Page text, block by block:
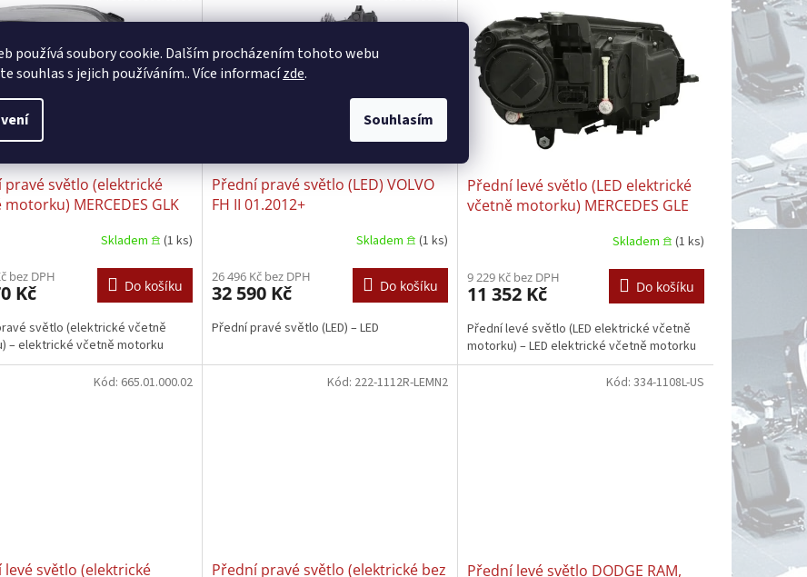
používá soubory cookie. Dalším procházením tohoto webu
souhlas s jejich používáním.. Více informacízde.
Souhlasím
pravé světlo (elektrické
MERCEDES GLK
Skladem 𖠿 (1 ks)
bez DPH
Kč Do košíku
světlo (elektrické včetně
– elektrické včetně motorku
Přední pravé světlo (LED) VOLVO
FH II 01.2012+
Skladem 𖠿 (1 ks)
26 496 Kč bez DPH
32 590 Kč Do košíku
Přední pravé světlo (LED) – LED
Přední levé světlo (LED elektrické
včetně motorku) MERCEDES GLE
Skladem 𖠿 (1 ks)
9 229 Kč bez DPH
11 352 Kč Do košíku
Přední levé světlo (LED elektrické včetně
motorku) – LED elektrické včetně motorku
levé světlo (elektrické
Kód: 665.01.000.02
Přední pravé světlo (elektrické bez
Kód: 222-1112R-LEMN2
Přední levé světlo DODGE RAM,
Kód: 334-1108L-US